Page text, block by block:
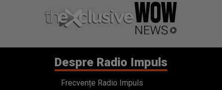
Despre Radio Impuls
Frecvențe Radio Impuls